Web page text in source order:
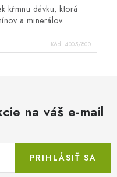
kŕmnu dávku, ktorá
a minerálov.
Kód: 4005/800
na váš e-mail
PRIHLÁSIŤ SA